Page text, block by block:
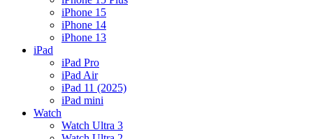
iPhone 15
iPhone 14
iPhone 13
iPad
iPad Pro
iPad Air
iPad 11 (2025)
iPad mini
Watch
Watch Ultra 3